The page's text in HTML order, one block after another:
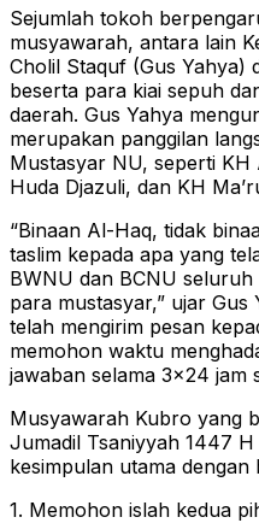
Sejumlah tokoh
musyawarah, antara lain
Cholil Staquf (Gus Yahya)
beserta para kiai sepuh
daerah. Gus Yahya
merupakan panggilan
Mustasyar NU, seperti
Huda Djazuli, dan KH
“Binaan Al-Haq, tidak
taslim kepada apa yang
BWNU dan BCNU
para mustasyar,” ujar Gus
telah mengirim pesan
memohon waktu
jawaban selama 3×24 jam
Musyawarah Kubro yang
Jumadil Tsaniyyah 1447
kesimpulan utama
1. Memohon islah kedua